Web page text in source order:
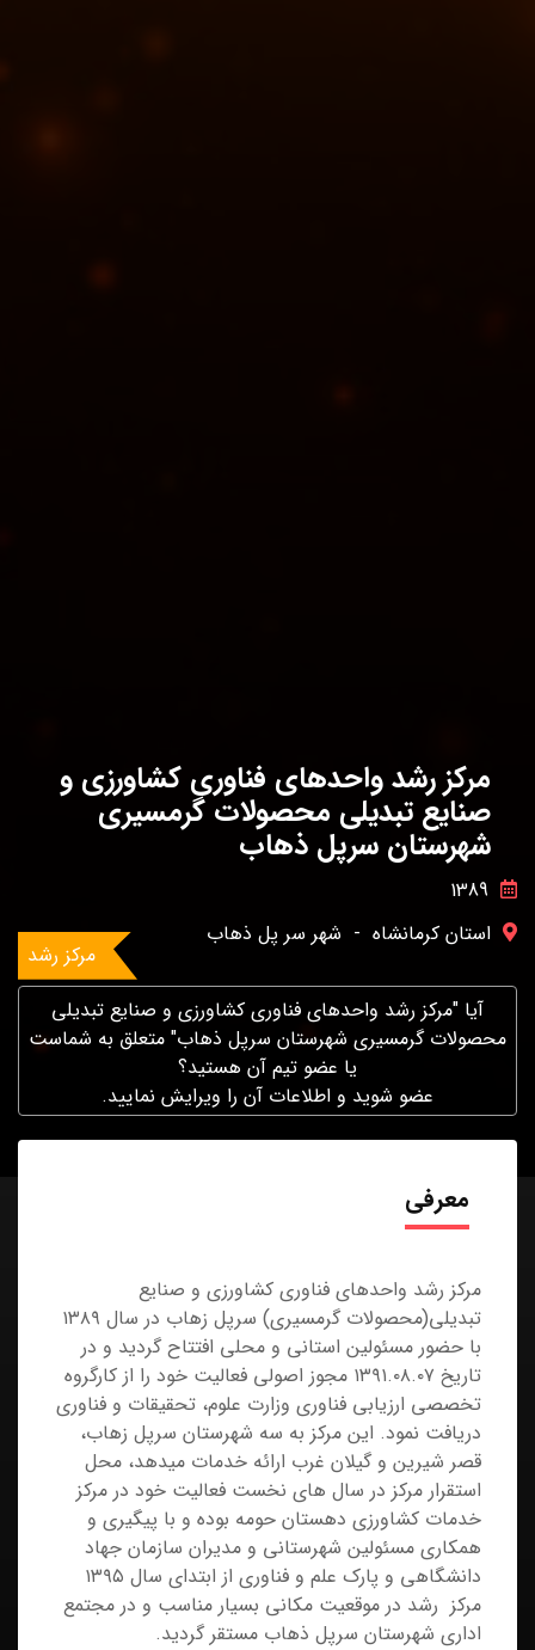
مرکز رشد واحدهای فناوری کشاورزی و
صنایع تبدیلی محصولات گرمسیری
شهرستان سرپل ذهاب
1389
استان کرمانشاه - شهر سر پل ذهاب
مرکز رشد
آیا "مرکز رشد واحدهای فناوری کشاورزی و صنایع تبدیلی
محصولات گرمسیری شهرستان سرپل ذهاب" متعلق به شماست
یا عضو تیم آن هستید؟
عضو شوید و اطلاعات آن را ویرایش نمایید.
معرفی
مرکز رشد واحدهای فناوری کشاورزی و صنایع
تبدیلی(محصولات گرمسیری) سرپل زهاب در سال ۱۳۸۹
با حضور مسئولین استانی و محلی افتتاح گردید و در
تاریخ ۱۳۹۱.۰۸.۰۷ مجوز اصولی فعالیت خود را از کارگروه
تخصصی ارزیابی فناوری وزارت علوم، تحقیقات و فناوری
دریافت نمود. این مرکز به سه شهرستان سرپل زهاب،
قصر شیرین و گیلان غرب ارائه خدمات میدهد، محل
استقرار مرکز در سال های نخست فعالیت خود در مرکز
خدمات کشاورزی دهستان حومه بوده و با پیگیری و
همکاری مسئولین شهرستانی و مدیران سازمان جهاد
دانشگاهی و پارک علم و فناوری از ابتدای سال ۱۳۹۵
مرکز رشد در موقعیت مکانی بسیار مناسب و در مجتمع
اداری شهرستان سرپل ذهاب مستقر گردید.